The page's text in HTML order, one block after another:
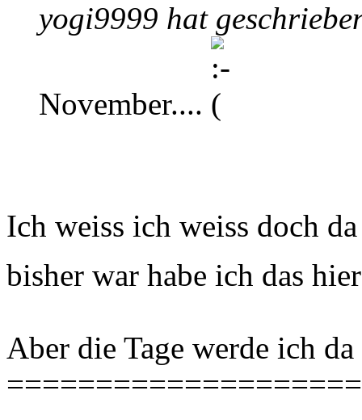
yogi9999 hat
November....
Ich weiss ich weiss doch
bisher war habe ich das
Aber die Tage werde ich